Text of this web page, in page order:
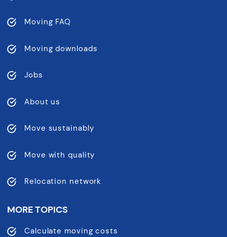
Moving FAQ
Moving downloads
Jobs
About us
Move sustainably
Move with quality
Relocation network
MORE TOPICS
Calculate moving costs